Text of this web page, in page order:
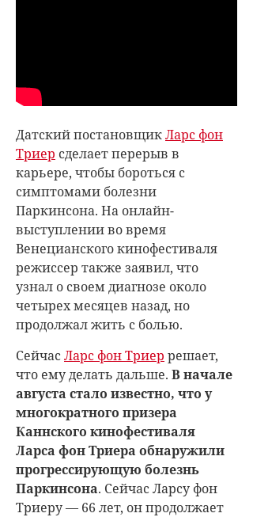
Датский постановщикЛарс фон
Триер сделает перерыв в
карьере, чтобы бороться с
симптомами болезни
Паркинсона. На онлайн-
выступлении во время
Венецианского кинофестиваля
режиссер также заявил, что
узнал о своем диагнозе около
четырех месяцев назад, но
продолжал жить с болью.
СейчасЛарс фон Триер решает,
что ему делать дальше. В начале
августа стало известно, что у
многократного призера
Каннского кинофестиваля
Ларса фон Триера обнаружили
прогрессирующую болезнь
Паркинсона. Сейчас Ларсу фон
Триеру — 66 лет, он продолжает